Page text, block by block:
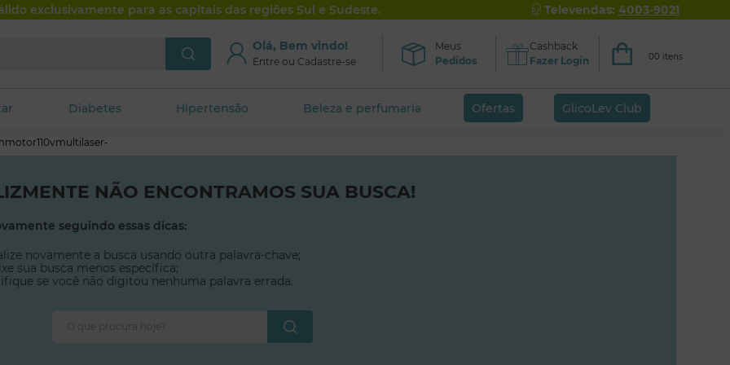
exclusivamente para as capitais das regiões Sul e Sudeste. Televendas: 4003-9021
Olá, Bem vindo!
Entre ou Cadastre-se
Meus
Pedidos
Cashback
Fazer Login
00 itens
Diabetes Hipertensão Beleza e perfumaria Ofertas GlicoLev Club
NÃO ENCONTRAMOS SUA BUSCA!
seguindo essas dicas:
novamente a busca usando outra palavra-chave;
sua busca menos específica;
se você não digitou nenhuma palavra errada.